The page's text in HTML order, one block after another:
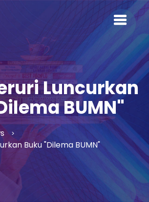
Luncurkan
BUMN"
>
Buku "Dilema BUMN"